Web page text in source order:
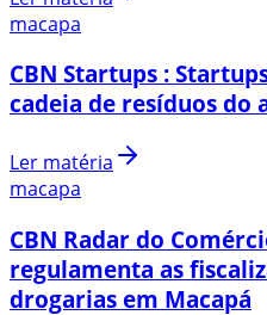
macapa
CBN Startups :
cadeia de resíduos do
Ler matéria
macapa
CBN Radar do
regulamenta as
drogarias em Macapá